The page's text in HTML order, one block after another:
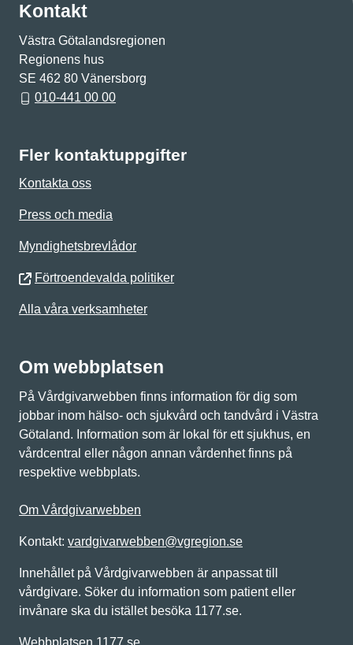
Kontakt
Västra Götalandsregionen
Regionens hus
SE 462 80 Vänersborg
010-441 00 00
Fler kontaktuppgifter
Kontakta oss
Press och media
Myndighetsbrevlådor
Förtroendevalda politiker
Alla våra verksamheter
Om webbplatsen
På Vårdgivarwebben finns information för dig som
jobbar inom hälso- och sjukvård och tandvård i Västra
Götaland. Information som är lokal för ett sjukhus, en
vårdcentral eller någon annan vårdenhet finns på
respektive webbplats.
Om Vårdgivarwebben
Kontakt: vardgivarwebben@vgregion.se
Innehållet på Vårdgivarwebben är anpassat till
vårdgivare. Söker du information som patient eller
invånare ska du istället besöka 1177.se.
Webbplatsen 1177.se